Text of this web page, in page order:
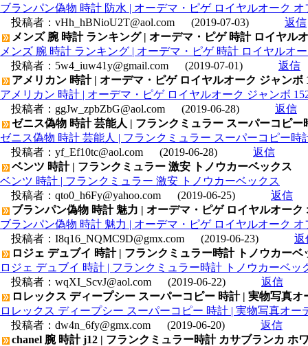
ブランパン偽物 時計 防水 | オーデマ・ピゲ ロイヤルオーク オ
投稿者： vHh_hBNioU2T@aol.com (2019-07-03)
返信
メンズ 腕 時計 ランキング | オーデマ・ピゲ 時計 ロイヤル
メンズ 腕 時計 ランキング | オーデマ・ピゲ 時計 ロイヤルオ
投稿者： 5w4_iuw41y@gmail.com (2019-07-01)
返信
アメリカン 時計 | オーデマ・ピゲ ロイヤルオーク ジャンボ
アメリカン 時計 | オーデマ・ピゲ ロイヤルオーク ジャンボ
投稿者： ggJw_zpbZbG@aol.com (2019-06-28)
返信
ゼニス偽物 時計 芸能人 | フランクミュラー スーパーコピ
ゼニス偽物 時計 芸能人 | フランクミュラー スーパーコピー
投稿者： yf_Ef10tc@aol.com (2019-06-28)
返信
ベンツ 時計 | フランクミュラー 激安 トノウカーベックス
ベンツ 時計 | フランクミュラー 激安 トノウカーベックス
投稿者： qto0_h6Fy@yahoo.com (2019-06-25)
返信
ブランパン偽物 時計 魅力 | オーデマ・ピゲ ロイヤルオーク
ブランパン偽物 時計 魅力 | オーデマ・ピゲ ロイヤルオーク オ
投稿者： I8q16_NQMC9D@gmx.com (2019-06-23)
返
ロジェ デュブイ 時計 | フランクミュラー時計 トノウカー
ロジェ デュブイ 時計 | フランクミュラー時計 トノウカーベ
投稿者： wqXI_ScvJ@aol.com (2019-06-22)
返信
ロレックス ディープシー スーパーコピー 時計 | 実物写真
ロレックス ディープシー スーパーコピー 時計 | 実物写真オ
投稿者： dw4n_6fy@gmx.com (2019-06-20)
返信
chanel 腕 時計 j12 | フランクミュラー時計 カサブランカ ホ